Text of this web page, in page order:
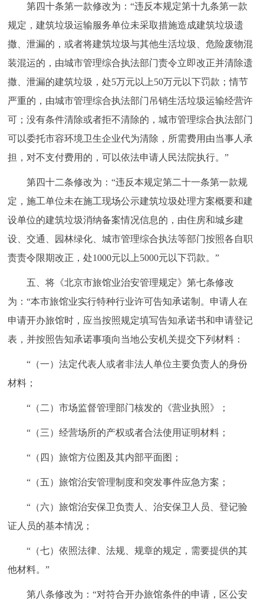
第四十条第一款修改为：“违反本规定第十九条第一款
规定，建筑垃圾运输服务单位未采取措施造成建筑垃圾遗
撒、泄漏的，或者将建筑垃圾与其他生活垃圾、危险废物混
装混运的，由城市管理综合执法部门责令立即改正并清除遗
撒、泄漏的建筑垃圾，处5万元以上50万元以下罚款；情节
严重的，由城市管理综合执法部门吊销生活垃圾运输经营许
可；没有条件清除或者拒不清除的，城市管理综合执法部门
可以委托市容环境卫生企业代为清除，所需费用由当事人承
担，对不支付费用的，可以依法申请人民法院执行。”
第四十二条修改为：“违反本规定第二十一条第一款规
定，施工单位未在施工现场公示建筑垃圾处理方案概要和建
设单位的建筑垃圾消纳备案情况信息的，由住房和城乡建
设、交通、园林绿化、城市管理综合执法等部门按照各自职
责责令限期改正，处1000元以上5000元以下罚款。”
五、将《北京市旅馆业治安管理规定》第七条修改
为：“本市旅馆业实行特种行业许可告知承诺制。申请人在
申请开办旅馆时，应当按照规定填写告知承诺书和申请登记
表，并按照告知承诺事项向当地公安机关提交下列材料：
“（一）法定代表人或者非法人单位主要负责人的身份
材料；
“（二）市场监督管理部门核发的《营业执照》；
“（三）经营场所的产权或者合法使用证明材料；
“（四）旅馆方位图及其内部平面图；
“（五）旅馆治安管理制度和突发事件应急方案；
“（六）旅馆治安保卫负责人、治安保卫人员、登记验
证人员的基本情况；
“（七）依照法律、法规、规章的规定，需要提供的其
他材料。”
第八条修改为：“对符合开办旅馆条件的申请，区公安